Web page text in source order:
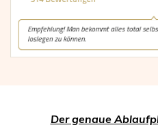
Der genaue